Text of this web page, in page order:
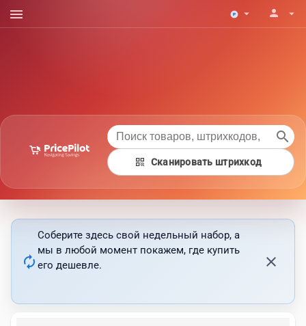
menu arrow_drop_down person arrow_drop_down
search
qr_code Сканировать штрихкод
autorenew
Соберите здесь свой недельный набор, а
мы в любой момент покажем, где купить
его дешевле.
close